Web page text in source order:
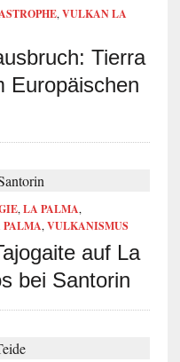
, VULKAN LA
Tierra
Europäischen
, LA PALMA,
, VULKANISMUS
auf La
bei Santorin